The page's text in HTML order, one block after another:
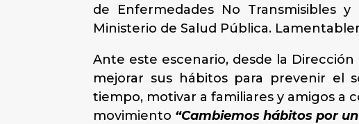
de Enfermedades No Transmisibles y
Ministerio de Salud Pública.
Ante este escenario, desde la
mejorar sus hábitos para prevenir el
tiempo, motivar a familiares y amigos a
movimiento “Cambiemos hábitos por